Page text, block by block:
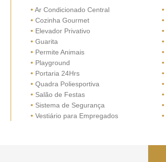
• Ar Condicionado Central •
• Cozinha Gourmet •
• Elevador Privativo •
• Guarita •
• Permite Animais •
• Playground •
• Portaria 24Hrs •
• Quadra Poliesportiva •
• Salão de Festas •
• Sistema de Segurança •
• Vestiário para Empregados •